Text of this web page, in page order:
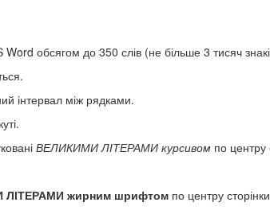
обсягом до 350 слів (не більше 3 тисяч
інтервал між рядками.
ВЕЛИКИМИ ЛІТЕРАМИ курсивом по центру
жирним шрифтом по центру